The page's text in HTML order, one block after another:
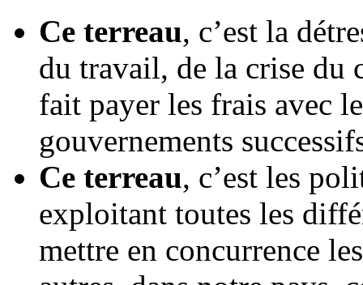
Ce terreau, c’est la
du travail, de la crise du
fait payer les frais avec
gouvernements
Ce terreau, c’est les
exploitant toutes les
mettre en concurrence